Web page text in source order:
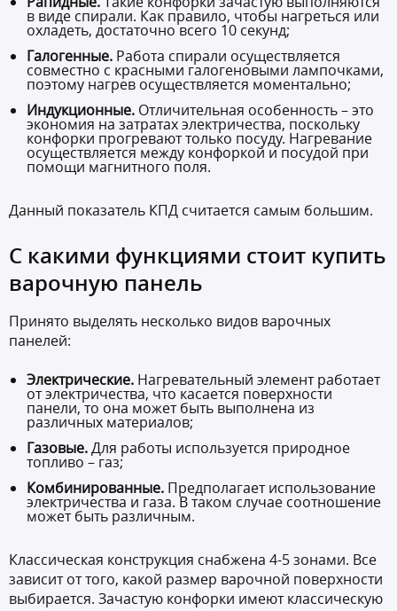
в виде спирали. Как правило, чтобы нагреться или
охладеть, достаточно всего 10 секунд;
Галогенные. Работа спирали осуществляется
совместно с красными галогеновыми лампочками,
поэтому нагрев осуществляется моментально;
Индукционные. Отличительная особенность – это
экономия на затратах электричества, поскольку
конфорки прогревают только посуду. Нагревание
осуществляется между конфоркой и посудой при
помощи магнитного поля.
Данный показатель КПД считается самым большим.
С какими функциями стоит купить
варочную панель
Принято выделять несколько видов варочных
панелей:
Электрические. Нагревательный элемент работает
от электричества, что касается поверхности
панели, то она может быть выполнена из
различных материалов;
Газовые.Для работы используется природное
топливо – газ;
Комбинированные. Предполагает использование
электричества и газа. В таком случае соотношение
может быть различным.
Классическая конструкция снабжена 4-5 зонами. Все
зависит от того, какой размер варочной поверхности
выбирается. Зачастую конфорки имеют классическую